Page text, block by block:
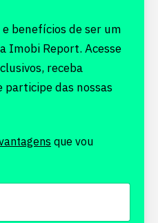
benefícios de ser um
Imobi Report. Acesse
receba
participe das nossas
que vou